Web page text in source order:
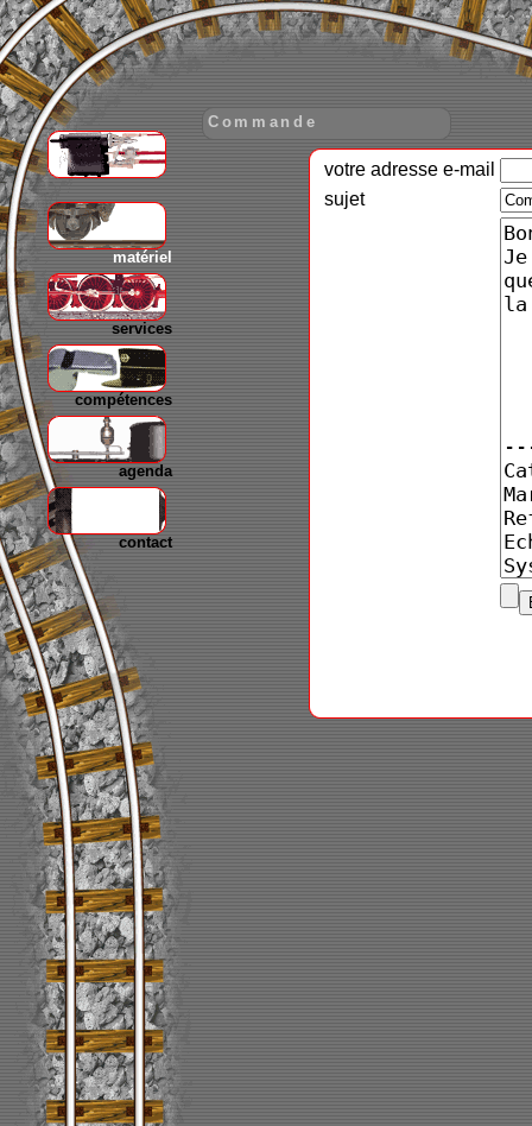
matériel
services
compétences
agenda
contact
Commande
votre adresse e-mail
sujet